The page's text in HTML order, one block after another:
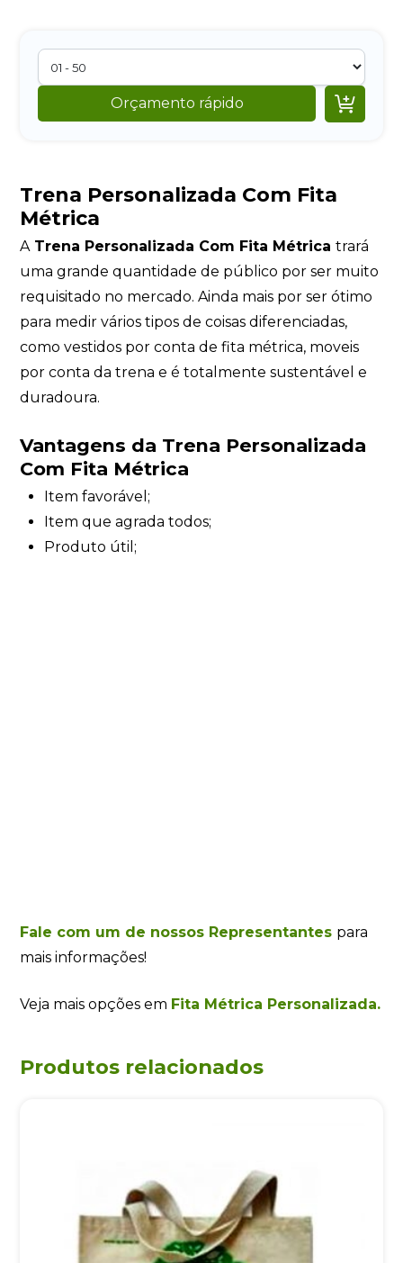
Orçamento rápido 
Trena Personalizada Com Fita
Métrica
ATrena Personalizada Com Fita Métricatrará
uma grande quantidade de público por ser muito
requisitado no mercado. Ainda mais por ser ótimo
para medir vários tipos de coisas diferenciadas,
como vestidos por conta de fita métrica, moveis
por conta da trena e é totalmente sustentável e
duradoura.
Vantagens da Trena Personalizada
Com Fita Métrica
Item favorável;
Item que agrada todos;
Produto útil;
Fale com um de nossos Representantes para
mais informações!
Veja mais opções em Fita Métrica Personalizada.
Produtos relacionados